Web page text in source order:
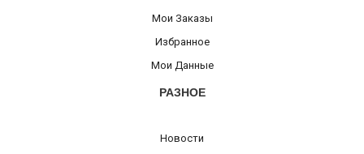
Мои Заказы
Избранное
Мои Данные
РАЗНОЕ
Новости